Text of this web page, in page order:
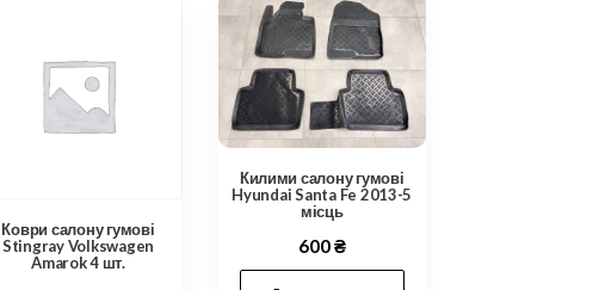
Коври салону гумові
Stingray Volkswagen
Amarok 4 шт.
Килими салону гумові
Hyundai Santa Fe 2013-5
місць
600₴